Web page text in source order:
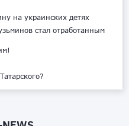
на украинских детях
стал отработанным